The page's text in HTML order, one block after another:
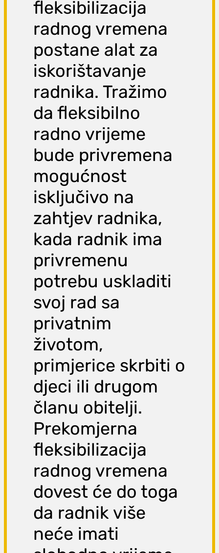
fleksibilizacija
radnog vremena
postane alat za
iskorištavanje
radnika. Tražimo
da fleksibilno
radno vrijeme
bude privremena
mogućnost
isključivo na
zahtjev radnika,
kada radnik ima
privremenu
potrebu uskladiti
svoj rad sa
privatnim
životom,
primjerice skrbiti o
djeci ili drugom
članu obitelji.
Prekomjerna
fleksibilizacija
radnog vremena
dovest će do toga
da radnik više
neće imati